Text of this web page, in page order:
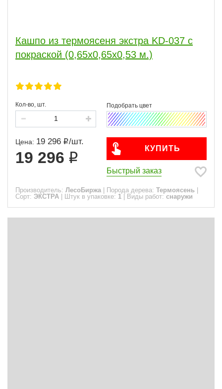
Применение
ПОКАЗАТЬ
сбросить
Кашпо из термоясеня экстра KD-037 с
покраской (0,65х0,65х0,53 м.)
Кол-во, шт.
Цена: 19 296 /шт.
19 296
КУПИТЬ
Быстрый заказ
Производитель: ЛесоБиржа Порода дерева: Термоясень
Сорт: ЭКСТРА Штук в упаковке: 1 Виды работ: снаружи